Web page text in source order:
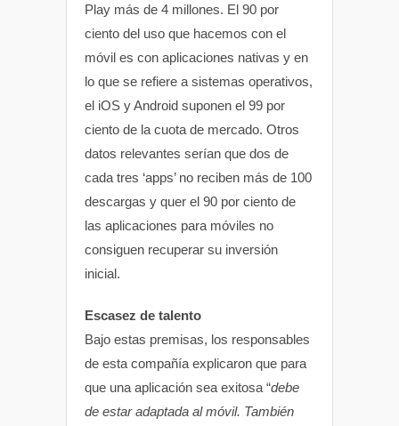
Play más de 4 millones. El 90 por
ciento del uso que hacemos con el
móvil es con aplicaciones nativas y en
lo que se refiere a sistemas operativos,
el iOS y Android suponen el 99 por
ciento de la cuota de mercado. Otros
datos relevantes serían que dos de
cada tres ‘apps’ no reciben más de 100
descargas y quer el 90 por ciento de
las aplicaciones para móviles no
consiguen recuperar su inversión
inicial.
Escasez de talento
Bajo estas premisas, los responsables
de esta compañía explicaron que para
que una aplicación sea exitosa “debe
de estar adaptada al móvil. También